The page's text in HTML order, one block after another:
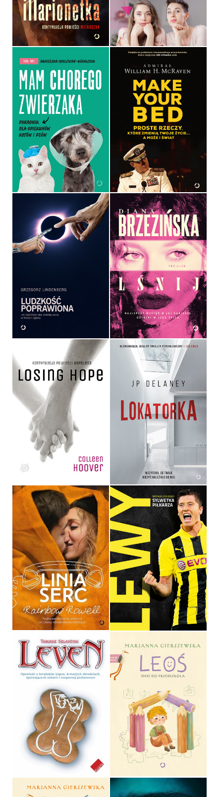
39,99 ZŁ 44,90 ZŁ
MAM CHOREGO
ZWIERZAKA
AGNIESZKA CHOLEWIAK-
GÓRALCZYK
OPRAWA MIĘKKA
49,99 ZŁ
MAKE YOUR BED
ADMIRAŁ WILLIAM H.
MCRAVEN
OPRAWA TWARDA
32,90 ZŁ
OPRAWA MIĘKKA ZE SKRZYDEŁKAMI
36,90 ZŁ
LŚNIJ
DIANA BRZEZIŃSKA
OPRAWA MIĘKKA
54,99 ZŁ
LOSING HOPE
COLLEEN HOOVER
OPRAWA MIĘKKA
34,90 ZŁ
LOKATORKA
JP DELANEY
36,90 ZŁ
LINIA SERC
RAINBOW ROWELL
OPRAWA MIĘKKA
34,90 ZŁ
LEWY
NATALIA DOLEGŁO
OPRAWA MIĘKKA
24,90 ZŁ
LEVEN
TOMASZ SZLENDAK
OPRAWA MIĘKKA
32,00 ZŁ
LEOŚ IDZIE DO
PRZEDSZKOLA
MARIANNA GIERSZEWSKA
OPRAWA TWARDA
49,99 ZŁ